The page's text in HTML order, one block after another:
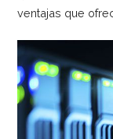
ventajas que